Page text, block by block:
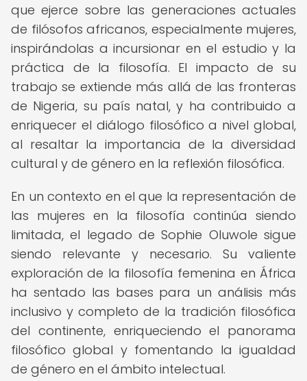
que ejerce sobre las generaciones actuales
de filósofos africanos, especialmente mujeres,
inspirándolas a incursionar en el estudio y la
práctica de la filosofía. El impacto de su
trabajo se extiende más allá de las fronteras
de Nigeria, su país natal, y ha contribuido a
enriquecer el diálogo filosófico a nivel global,
al resaltar la importancia de la diversidad
cultural y de género en la reflexión filosófica.
En un contexto en el que la representación de
las mujeres en la filosofía continúa siendo
limitada, el legado de Sophie Oluwole sigue
siendo relevante y necesario. Su valiente
exploración de la filosofía femenina en África
ha sentado las bases para un análisis más
inclusivo y completo de la tradición filosófica
del continente, enriqueciendo el panorama
filosófico global y fomentando la igualdad
de género en el ámbito intelectual.